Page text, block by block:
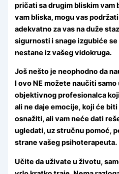
pričati sa drugim bliskim vam
vam bliska, mogu vas
adekvatno za vas na duže
sigurnosti i snage izgubiće
nestane iz vašeg vidokruga.
Još nešto je neophodno da
I ovo NE možete naučiti
objektivnog profesionalca
ali ne daje emocije, koji će
osnažiti, ali vam neće dati
ugledati, uz stručnu pomoć,
strane vašeg psihoterapeuta.
Učite da uživate u životu,